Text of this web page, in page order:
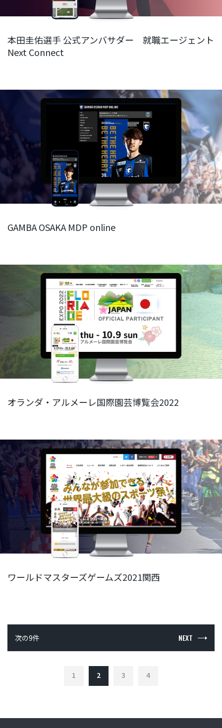
本田圭佑選手 公式アンバサダー 就職エージェント
Next Connect
GAMBA OSAKA MDP online
オランダ・アルメーレ国際園芸博覧会2022
ワールドマスターズゲームズ2021関西
NEXT
次の9件
1 2 3 4